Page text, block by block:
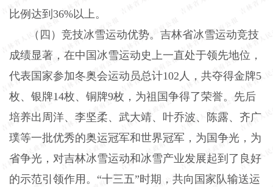
比例达到 36%以上。
（四）竞技冰雪运动优势。吉林省冰雪运动竞技
成绩显著，在中国冰雪运动史上一直处于领先地位，
代表国家参加冬奥会运动员总计102 人，共夺得金牌5
枚、银牌14枚、铜牌9枚，为祖国争得了荣誉。先后
培养出周洋、李坚柔、武大靖、叶乔波、陈露、齐广
璞等一批优秀的奥运冠军和世界冠军，为国争光，为
省争光，对吉林冰雪运动和冰雪产业发展起到了良好
的示范引领作用。“十三五”时期，共向国家队输送运